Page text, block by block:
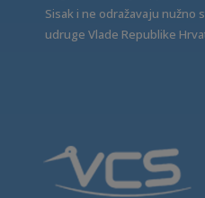
Sisak i ne odražavaju nužno
udruge Vlade Republike